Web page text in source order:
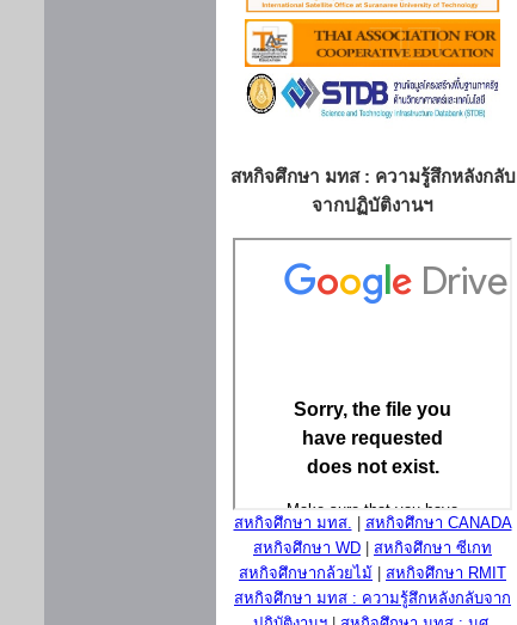
สหกิจศึกษา มทส : ความรู้สึกหลังกลับ
จากปฏิบัติงานฯ
สหกิจศึกษา มทส.
สหกิจศึกษา CANADA
สหกิจศึกษา WD
สหกิจศึกษา ซีเกท
สหกิจศึกษากล้วยไม้
สหกิจศึกษา RMIT
สหกิจศึกษา มทส : ความรู้สึกหลังกลับจาก